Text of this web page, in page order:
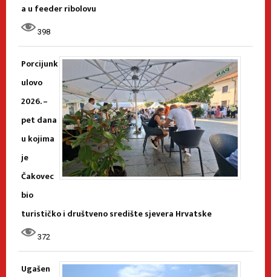
a u feeder ribolovu
398
Porcijunk
ulovo
2026. –
pet dana
u kojima
je
Čakovec
bio
turističko i društveno središte sjevera Hrvatske
372
Ugašen